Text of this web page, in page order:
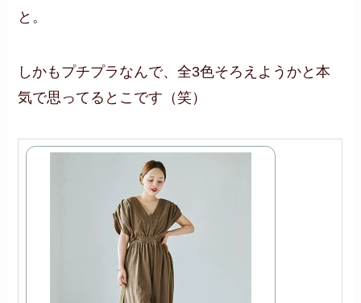
と。
しかもプチプラなんで、全3色そろえようかと本
気で思ってるとこです（笑）